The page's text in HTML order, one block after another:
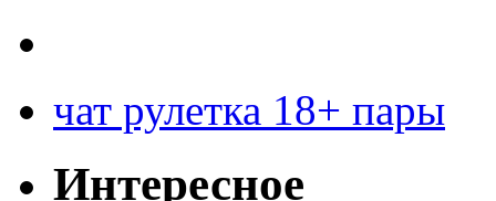
чат рулетка 18+ пары
Интересное